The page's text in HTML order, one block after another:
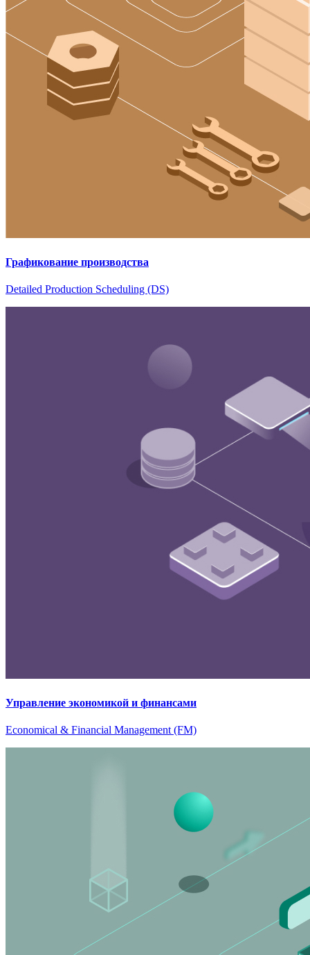
Графикование производства
Detailed Production Scheduling (DS)
Управление экономикой и финансами
Economical & Financial Management (FM)